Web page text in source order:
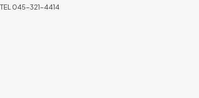
TEL 045-321-4414